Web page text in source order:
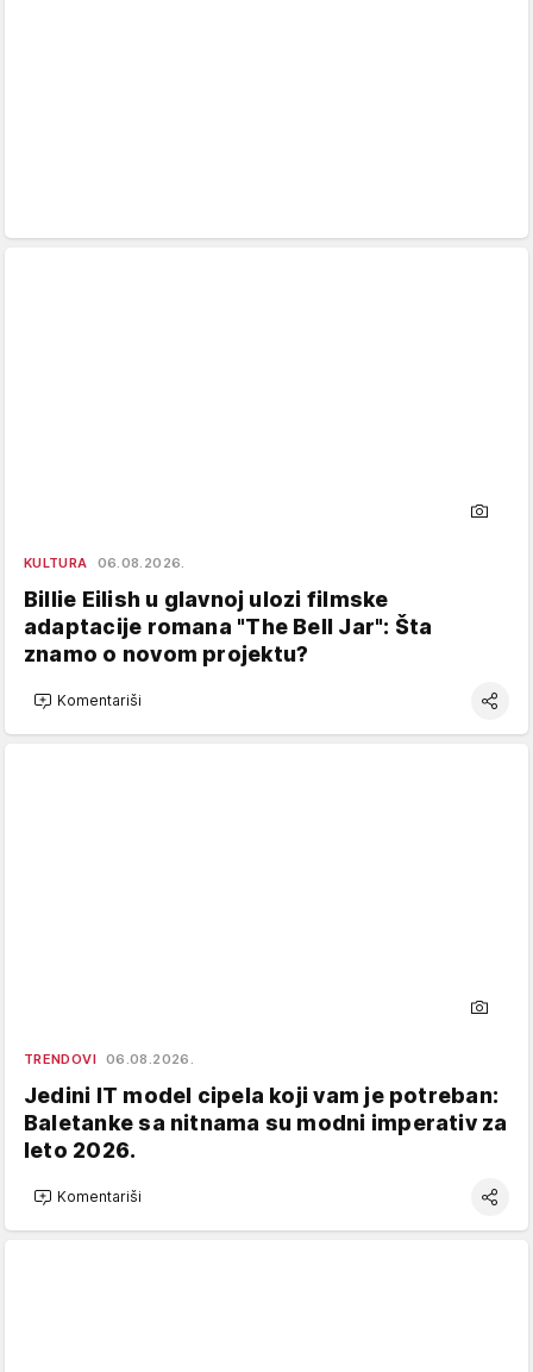
KULTURA 06.08.2026.
Billie Eilish u glavnoj ulozi filmske
adaptacije romana "The Bell Jar": Šta
znamo o novom projektu?
Komentariši
TRENDOVI 06.08.2026.
Jedini IT model cipela koji vam je potreban:
Baletanke sa nitnama su modni imperativ za
leto 2026.
Komentariši